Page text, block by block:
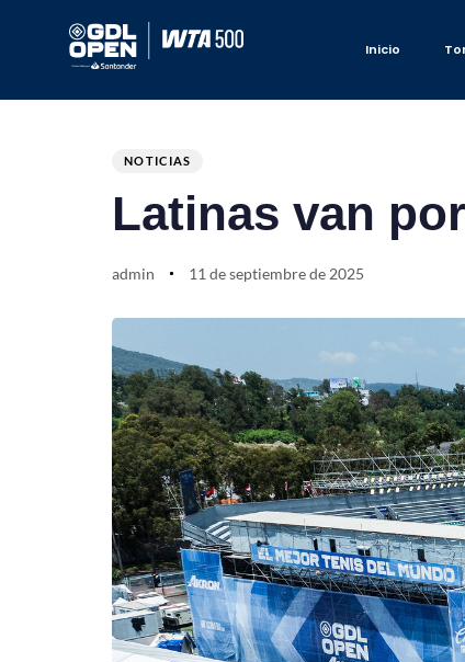
Inicio
NOTICIAS
Latinas van
admin 11 de septiembre de 2025